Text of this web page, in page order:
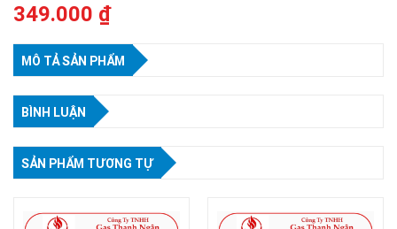
349.000 ₫
MÔ TẢ SẢN PHẨM
BÌNH LUẬN
SẢN PHẨM TƯƠNG TỰ